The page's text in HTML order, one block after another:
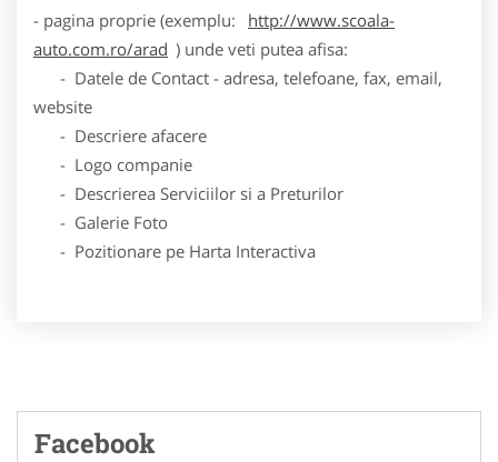
- pagina proprie (exemplu:
http://www.scoala-
auto.com.ro/arad ) unde veti putea afisa:
- Datele de Contact - adresa, telefoane, fax, email,
website
- Descriere afacere
- Logo companie
- Descrierea Serviciilor si a Preturilor
- Galerie Foto
- Pozitionare pe Harta Interactiva
Facebook